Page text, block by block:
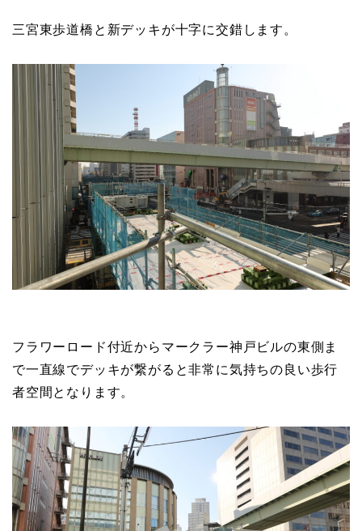
三宮東歩道橋と新デッキが十字に交錯します。
フラワーロード付近からマークラー神戸ビルの東側ま
で一直線でデッキが繋がると非常に気持ちの良い歩行
者空間となります。